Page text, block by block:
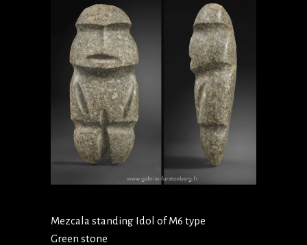
Mezcala standing Idol of M6 type
Green stone